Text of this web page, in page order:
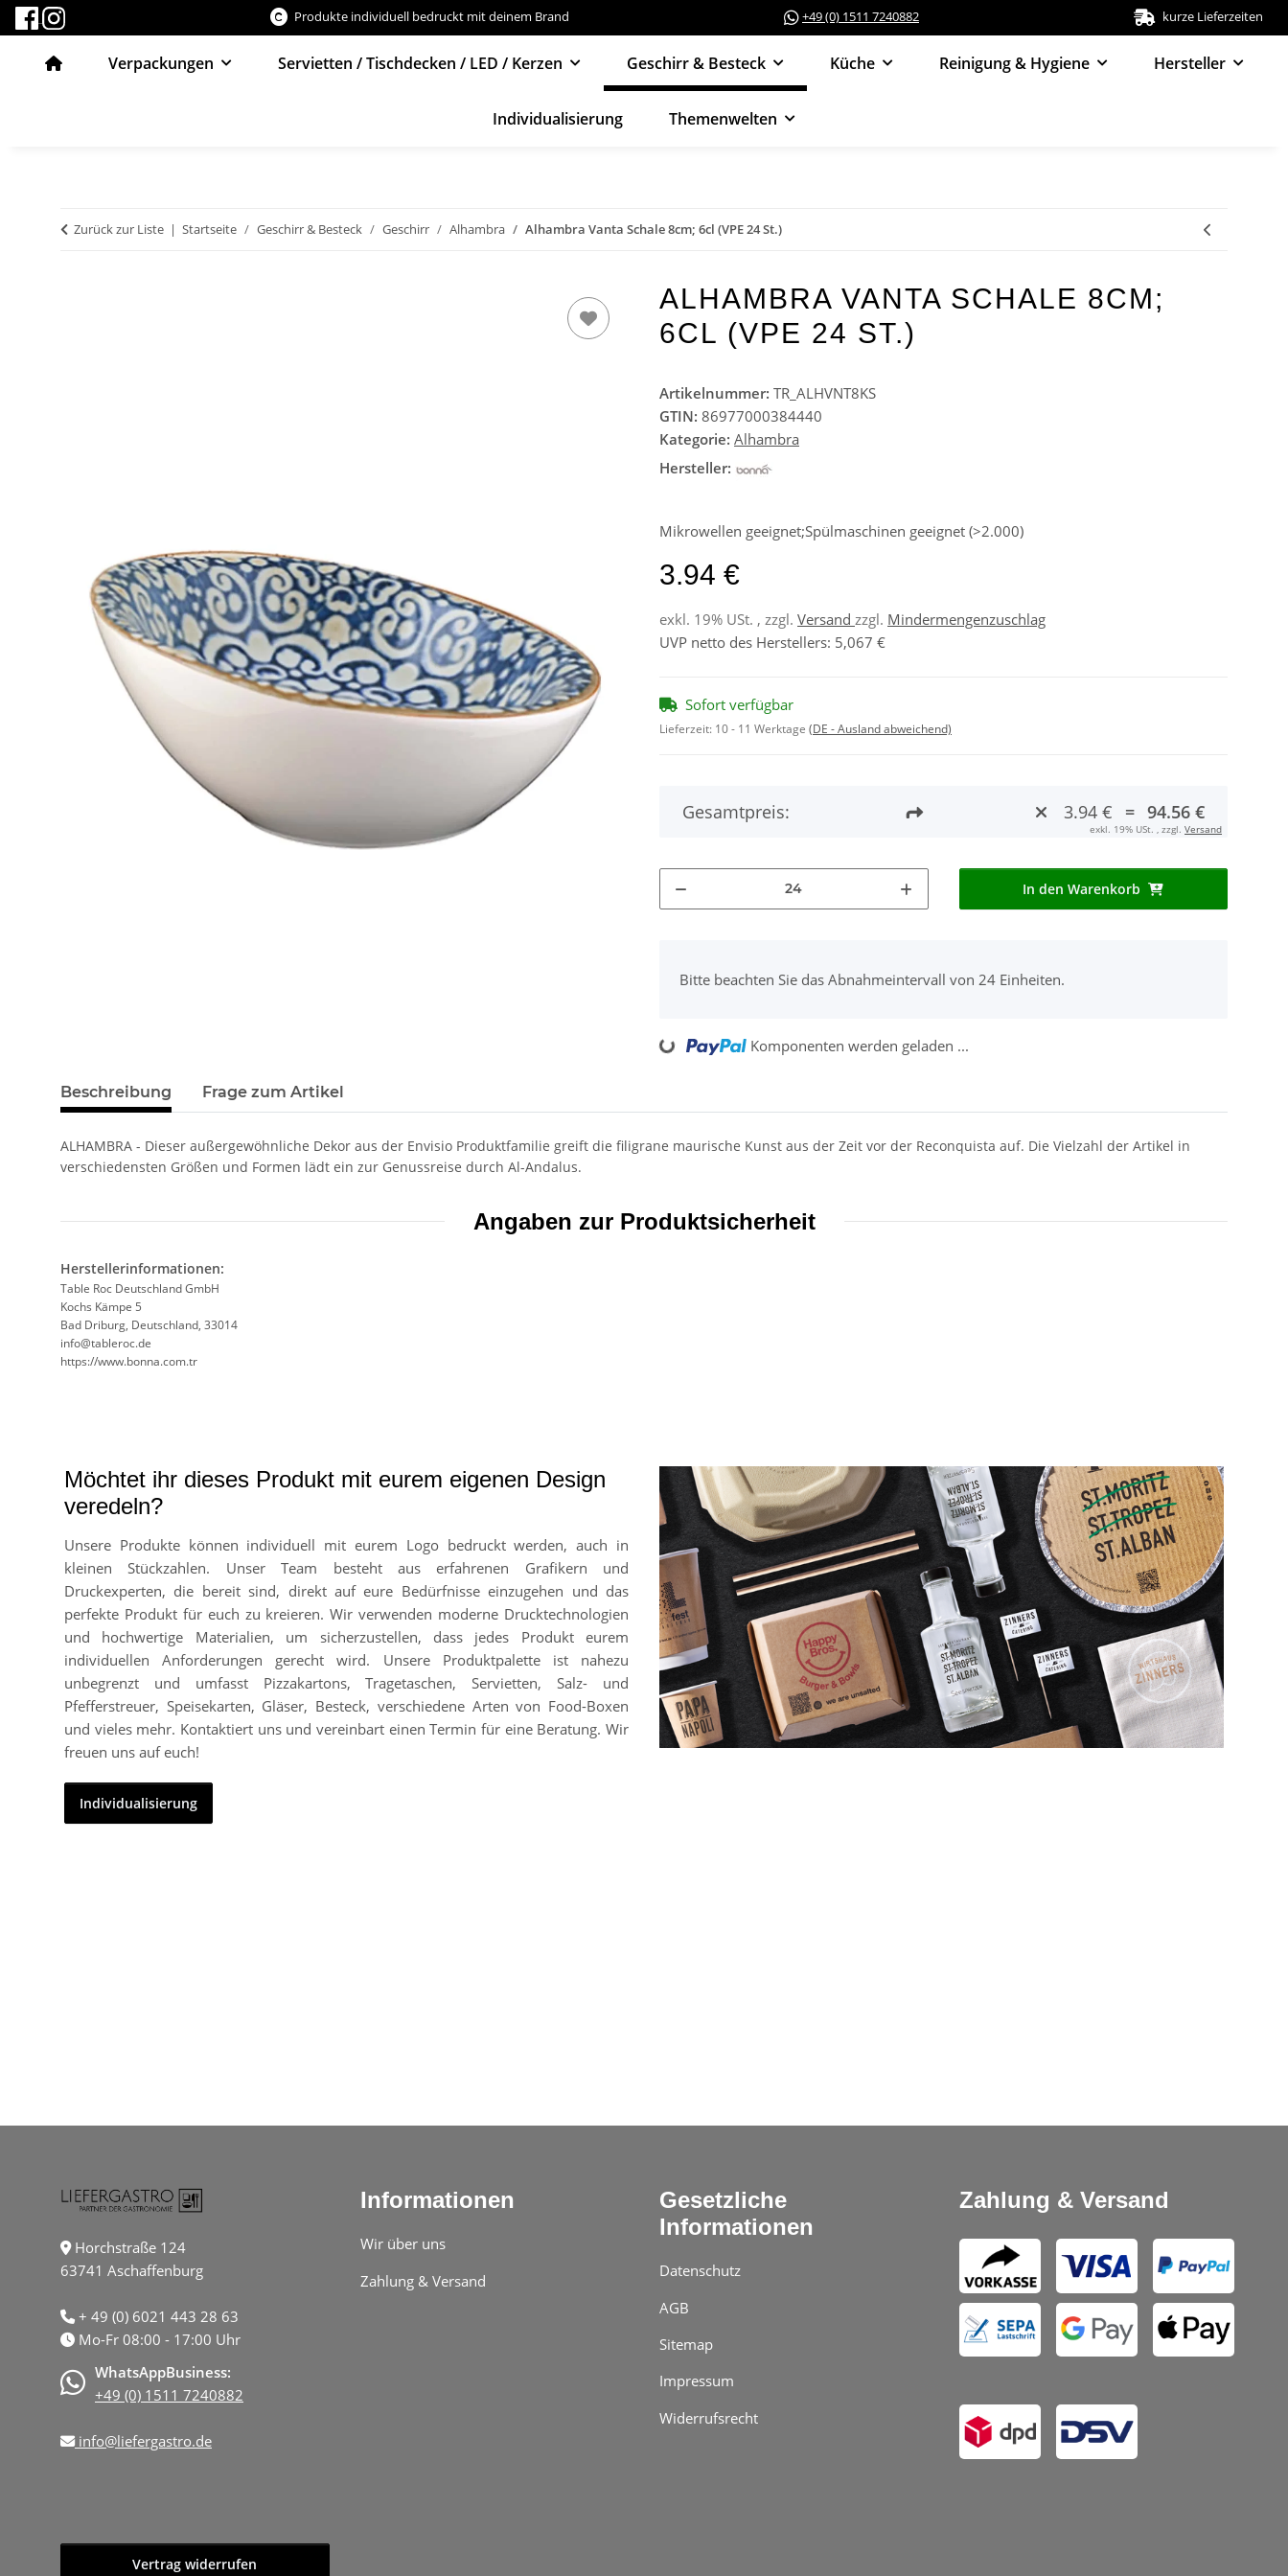
Produkte individuell bedruckt mit deinem Brand +49 (0) 1511 7240882 kurze Lieferzeiten
Verpackungen Servietten / Tischdecken / LED / Kerzen Geschirr & Besteck Küche Reinigung & Hygiene Hersteller
Individualisierung Themenwelten
Zurück zur Liste Startseite Geschirr & Besteck Geschirr Alhambra Alhambra Vanta Schale 8cm; 6cl (VPE 24 St.)
ALHAMBRA VANTA SCHALE 8CM;
6CL (VPE 24 ST.)
Artikelnummer: TR_ALHVNT8KS
GTIN: 86977000384440
Kategorie: Alhambra
Hersteller:
Mikrowellen geeignet;Spülmaschinen geeignet (>2.000)
3.94 €
exkl. 19% USt. , zzgl. Versand zzgl. Mindermengenzuschlag
UVP netto des Herstellers: 5,067 €
Sofort verfügbar
Lieferzeit: 10 - 11 Werktage (DE - Ausland abweichend)
Gesamtpreis: 3.94 € = 94.56 €
exkl. 19% USt. , zzgl. Versand
In den Warenkorb
Bitte beachten Sie das Abnahmeintervall von 24 Einheiten.
Loading... Komponenten werden geladen ...
Beschreibung Frage zum Artikel
ALHAMBRA - Dieser außergewöhnliche Dekor aus der Envisio Produktfamilie greift die filigrane maurische Kunst aus der Zeit vor der Reconquista auf. Die Vielzahl der Artikel in
verschiedensten Größen und Formen lädt ein zur Genussreise durch Al-Andalus.
Angaben zur Produktsicherheit
Herstellerinformationen:
Table Roc Deutschland GmbH
Kochs Kämpe 5
Bad Driburg, Deutschland, 33014
info@tableroc.de
https://www.bonna.com.tr
Möchtet ihr dieses Produkt mit eurem eigenen Design
veredeln?
Unsere Produkte können individuell mit eurem Logo bedruckt werden, auch in
kleinen Stückzahlen. Unser Team besteht aus erfahrenen Grafikern und
Druckexperten, die bereit sind, direkt auf eure Bedürfnisse einzugehen und das
perfekte Produkt für euch zu kreieren. Wir verwenden moderne Drucktechnologien
und hochwertige Materialien, um sicherzustellen, dass jedes Produkt eurem
individuellen Anforderungen gerecht wird. Unsere Produktpalette ist nahezu
unbegrenzt und umfasst Pizzakartons, Tragetaschen, Servietten, Salz- und
Pfefferstreuer, Speisekarten, Gläser, Besteck, verschiedene Arten von Food-Boxen
und vieles mehr. Kontaktiert uns und vereinbart einen Termin für eine Beratung. Wir
freuen uns auf euch!
Individualisierung
Horchstraße 124
63741 Aschaffenburg
+ 49 (0) 6021 443 28 63
Mo-Fr 08:00 - 17:00 Uhr
WhatsAppBusiness:
+49 (0) 1511 7240882
info@liefergastro.de
Informationen
Wir über uns
Zahlung & Versand
Gesetzliche
Informationen
Datenschutz
AGB
Sitemap
Impressum
Widerrufsrecht
Zahlung & Versand
Vertrag widerrufen